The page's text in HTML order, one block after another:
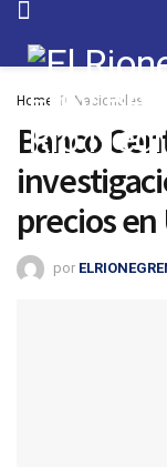
Home Nacionales
Banco
precios
por